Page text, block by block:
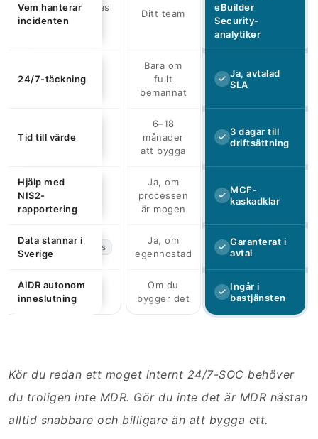
Vem hanterar
incidenten
Du (efter deras
ärende)
Ditt team
eBuilder
Security-
analytiker
24/7-täckning
avtal
Bara om
fullt
bemannat
Ja, avtalad
SLA
Tid till värde
4–8 veckor
6–18
månader
att bygga
3 dagar till
driftsättning
Hjälp med
NIS2-
rapportering
Ja, om
processen
är mogen
MCF-
kaskadklar
Data stannar i
Sverige
Ofta utomlands
Ja, om
egenhostad
Garanterat i
avtal
AIDR autonom
inneslutning
—
Om du
bygger det
Ingår i
bastjänsten
Kör du redan ett moget internt 24/7-SOC behöver
du troligen inte MDR. Gör du inte det är MDR nästan
alltid snabbare och billigare än att bygga ett.